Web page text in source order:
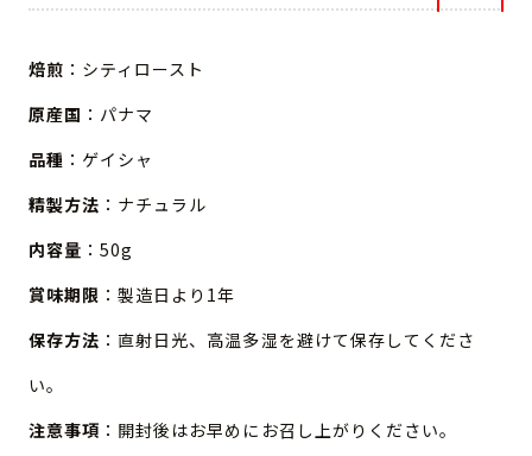
焙煎 ：シティロースト
原産国 ：パナマ
品種 ：ゲイシャ
精製方法 ：ナチュラル
内容量 ：50g
賞味期限 ：製造日より1年
保存方法 ：直射日光、高温多湿を避けて保存してくださ
い。
注意事項 ：開封後はお早めにお召し上がりください。